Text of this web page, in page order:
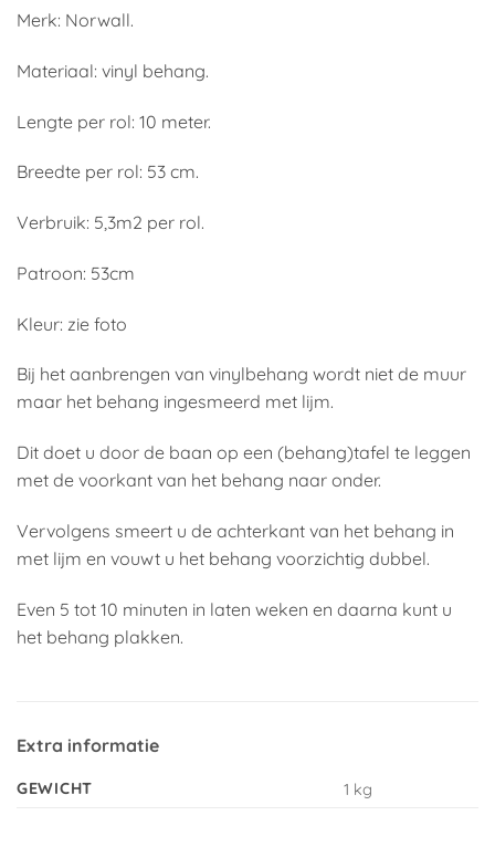
Merk: Norwall.
Materiaal: vinyl behang.
Lengte per rol: 10 meter.
Breedte per rol: 53 cm.
Verbruik: 5,3m2 per rol.
Patroon: 53cm
Kleur: zie foto
Bij het aanbrengen van vinylbehang wordt niet de muur
maar het behang ingesmeerd met lijm.
Dit doet u door de baan op een (behang)tafel te leggen
met de voorkant van het behang naar onder.
Vervolgens smeert u de achterkant van het behang in
met lijm en vouwt u het behang voorzichtig dubbel.
Even 5 tot 10 minuten in laten weken en daarna kunt u
het behang plakken.
Extra informatie
GEWICHT 1 kg